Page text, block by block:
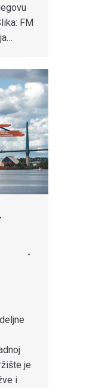
FM
je
i